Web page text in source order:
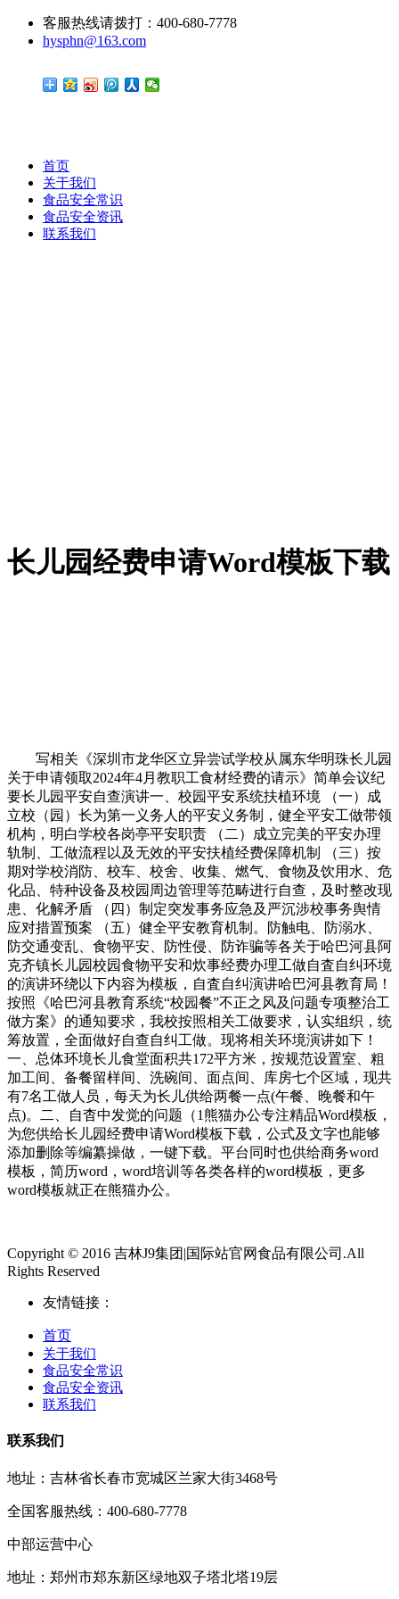
客服热线请拨打：400-680-7778
hysphn@163.com
首页
关于我们
食品安全常识
食品安全资讯
联系我们
长儿园经费申请Word模板下载
写相关《深圳市龙华区立异尝试学校从属东华明珠长儿园
关于申请领取2024年4月教职工食材经费的请示》简单会议纪
要长儿园平安自查演讲一、校园平安系统扶植环境 （一）成
立校（园）长为第一义务人的平安义务制，健全平安工做带领
机构，明白学校各岗亭平安职责 （二）成立完美的平安办理
轨制、工做流程以及无效的平安扶植经费保障机制 （三）按
期对学校消防、校车、校舍、收集、燃气、食物及饮用水、危
化品、特种设备及校园周边管理等范畴进行自查，及时整改现
患、化解矛盾 （四）制定突发事务应急及严沉涉校事务舆情
应对措置预案 （五）健全平安教育机制。防触电、防溺水、
防交通变乱、食物平安、防性侵、防诈骗等各关于哈巴河县阿
克齐镇长儿园校园食物平安和炊事经费办理工做自査自纠环境
的演讲环绕以下内容为模板，自査自纠演讲哈巴河县教育局！
按照《哈巴河县教育系统“校园餐”不正之风及问题专项整治工
做方案》的通知要求，我校按照相关工做要求，认实组织，统
筹放置，全面做好自查自纠工做。现将相关环境演讲如下！
一、总体环境长儿食堂面积共172平方米，按规范设置室、粗
加工间、备餐留样间、洗碗间、面点间、库房七个区域，现共
有7名工做人员，每天为长儿供给两餐一点(午餐、晚餐和午
点)。二、自杳中发觉的问题（1熊猫办公专注精品Word模板，
为您供给长儿园经费申请Word模板下载，公式及文字也能够
添加删除等编纂操做，一键下载。平台同时也供给商务word
模板，简历word，word培训等各类各样的word模板，更多
word模板就正在熊猫办公。
Copyright © 2016 吉林J9集团|国际站官网食品有限公司.All
Rights Reserved
友情链接：
首页
关于我们
食品安全常识
食品安全资讯
联系我们
联系我们
地址：吉林省长春市宽城区兰家大街3468号
全国客服热线：400-680-7778
中部运营中心
地址：郑州市郑东新区绿地双子塔北塔19层